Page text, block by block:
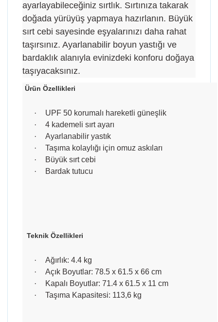
ayarlayabileceğiniz sırtlık. Sırtınıza takarak
doğada yürüyüş yapmaya hazırlanın. Büyük
sırt cebi sayesinde eşyalarınızı daha rahat
taşırsınız. Ayarlanabilir boyun yastığı ve
bardaklık alanıyla evinizdeki konforu doğaya
taşıyacaksınız.
Ürün Özellikleri
·
UPF 50 korumalı hareketli güneşlik
·
4 kademeli sırt ayarı
·
Ayarlanabilir yastık
·
Taşıma kolaylığı için omuz askıları
·
Büyük sırt cebi
·
Bardak tutucu
Teknik Özellikleri
·
Ağırlık: 4.4 kg
·
Açık Boyutlar: 78.5 x 61.5 x 66 cm
·
Kapalı Boyutlar: 71.4 x 61.5 x 11 cm
·
Taşıma Kapasitesi: 113,6 kg